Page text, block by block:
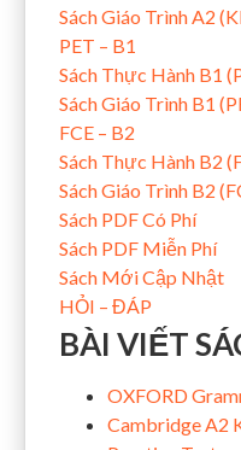
Sách Giáo Trình A2
PET – B1
Sách Thực Hành B1
Sách Giáo Trình B1
FCE – B2
Sách Thực Hành B2
Sách Giáo Trình B2
Sách PDF Có Phí
Sách PDF Miễn Phí
Sách Mới Cập Nhật
HỎI – ĐÁP
BÀI VIẾT
OXFORD
Cambridge A2